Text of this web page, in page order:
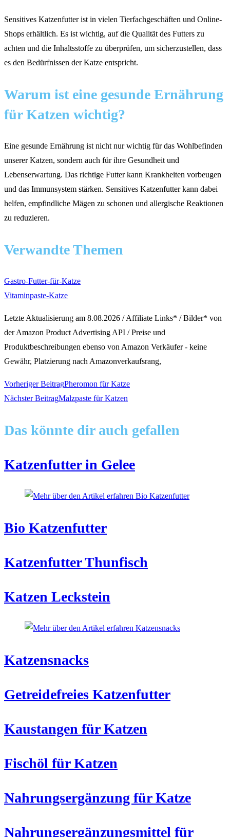
Sensitives Katzenfutter ist in vielen Tierfachgeschäften und Online-
Shops erhältlich. Es ist wichtig, auf die Qualität des Futters zu
achten und die Inhaltsstoffe zu überprüfen, um sicherzustellen, dass
es den Bedürfnissen der Katze entspricht.
Warum ist eine gesunde Ernährung
für Katzen wichtig?
Eine gesunde Ernährung ist nicht nur wichtig für das Wohlbefinden
unserer Katzen, sondern auch für ihre Gesundheit und
Lebenserwartung. Das richtige Futter kann Krankheiten vorbeugen
und das Immunsystem stärken. Sensitives Katzenfutter kann dabei
helfen, empfindliche Mägen zu schonen und allergische Reaktionen
zu reduzieren.
Verwandte Themen
Gastro-Futter-für-Katze
Vitaminpaste-Katze
Letzte Aktualisierung am 8.08.2026 / Affiliate Links* / Bilder* von
der Amazon Product Advertising API / Preise und
Produktbeschreibungen ebenso von Amazon Verkäufer - keine
Gewähr, Platzierung nach Amazonverkaufsrang,
Weitere
ansehen
Vorheriger BeitragPheromon für Katze
Nächster BeitragMalzpaste für Katzen
Das könnte dir auch gefallen
Katzenfutter in Gelee
Bio Katzenfutter
Katzenfutter Thunfisch
Katzen Leckstein
Katzensnacks
Getreidefreies Katzenfutter
Kaustangen für Katzen
Fischöl für Katzen
Nahrungsergänzung für Katze
Nahrungsergänzungsmittel für